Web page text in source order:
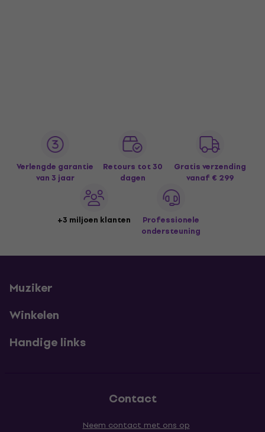
Verlengde garantie
van 3 jaar
Retours tot 30
dagen
Gratis verzending
vanaf € 299
+3 miljoen klanten
Professionele
ondersteuning
Muziker
Winkelen
Handige links
Contact
Neem contact met ons op